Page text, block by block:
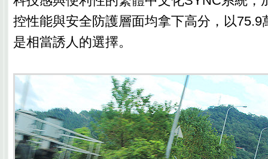
控性能與安全防護層面均拿下高分，以75.9
是相當誘人的選擇。